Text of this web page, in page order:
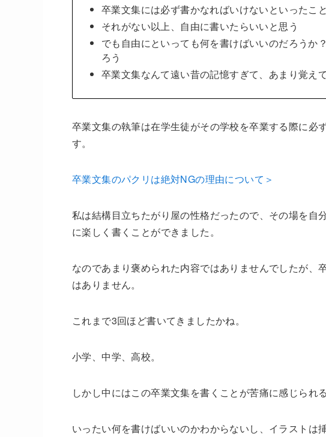
卒業文集には必ず書かなればいけないといったこ
それがない以上、自由に書いたらいいと思う
でも自由にといっても何を書けばいいのだろうか
ろう
卒業文集なんて遠い昔の記憶すぎて、あまり覚え
卒業文集の執筆は在学生徒がその学校を卒業する際に必
す。
卒業文集のパクリは絶対NGの理由について＞
私は結構目立ちたがり屋の性格だったので、その場を自
に楽しく書くことができました。
なのであまり褒められた内容ではありませんでしたが、
はありません。
これまで3回ほど書いてきましたかね。
小学、中学、高校。
しかし中にはこの卒業文集を書くことが苦痛に感じられ
いったい何を書けばいいのかわからないし、イラストは